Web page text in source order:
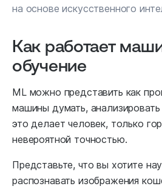
на основе искусственного
Как работает
обучение
ML можно представить как
машины думать,
это делает человек, только
невероятной точностью.
Представьте, что вы хотите
распознавать изображения